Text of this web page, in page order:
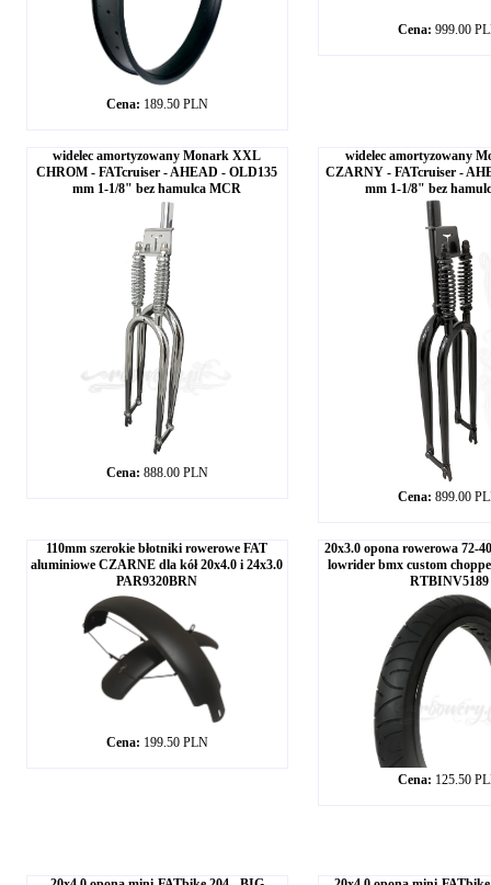
Cena: 189.50 PLN
Cena: 999.00
widelec amortyzowany Monark XXL
CHROM - FATcruiser - AHEAD - OLD135
mm 1-1/8" bez hamulca MCR
Cena: 888.00 PLN
widelec amortyzowany
CZARNY - FATcruiser -
mm 1-1/8" bez
Cena: 899.00
110mm szerokie błotniki rowerowe FAT
aluminiowe CZARNE dla kół 20x4.0 i 24x3.0
PAR9320BRN
Cena: 199.50 PLN
20x3.0 opona rowerowa 72-
lowrider bmx custom
RTBINV5189
Cena: 125.50